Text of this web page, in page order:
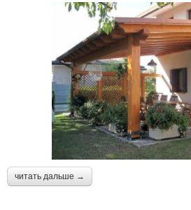
читать дальше →